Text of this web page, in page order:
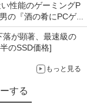
性能のゲーミングP
の『酒の肴にPCゲ
が顕著、最速級の
半のSSD価格]
もっと見る
する